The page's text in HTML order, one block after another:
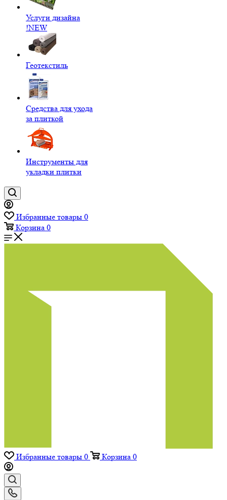
Услуги дизайна
!NEW
Геотекстиль
Средства для ухода
за плиткой
Инструменты для
укладки плитки
Избранные товары 0
Корзина 0
Избранные товары 0 Корзина 0